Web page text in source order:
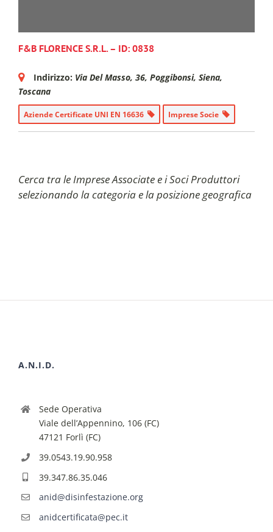
F&B FLORENCE S.R.L. – ID: 0838
Indirizzo: Via Del Masso, 36, Poggibonsi, Siena,
Toscana
Aziende Certificate UNI EN 16636 Imprese Socie
Cerca tra le Imprese Associate e i Soci Produttori
selezionando la categoria e la posizione geografica
A.N.I.D.
Sede Operativa
Viale dell’Appennino, 106 (FC)
47121 Forlì (FC)
39.0543.19.90.958
39.347.86.35.046
anid@disinfestazione.org
anidcertificata@pec.it